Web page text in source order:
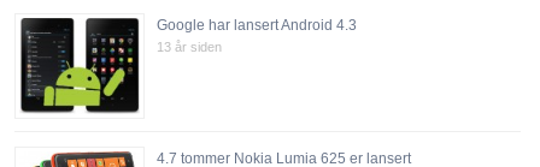
Google har lansert Android 4.3
13 år siden
4.7 tommer Nokia Lumia 625 er lansert